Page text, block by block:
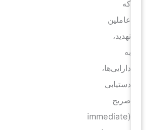
عاملین
تهدید،
دارایی‌ها،
دستیابی
صریح
(immediate